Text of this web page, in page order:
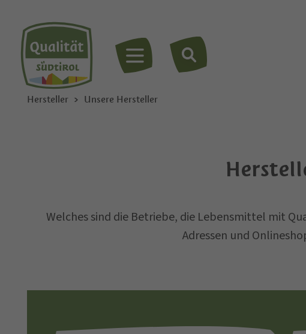
MENÜ
Hersteller Unsere Hersteller
Welches sind die Betriebe, die Lebensmittel mit
Adressen und